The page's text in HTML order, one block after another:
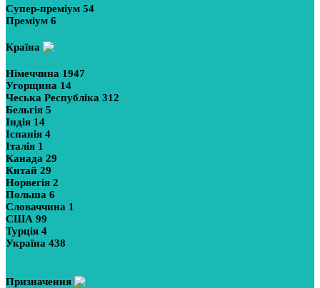
Супер-преміум 54
Преміум 6
Країна
Німеччина 1947
Угорщина 14
Чеська Республіка 312
Бельгія 5
Індія 14
Іспанія 4
Італія 1
Канада 29
Китай 29
Норвегія 2
Польша 6
Словаччина 1
США 99
Турція 4
Україна 438
Призначення